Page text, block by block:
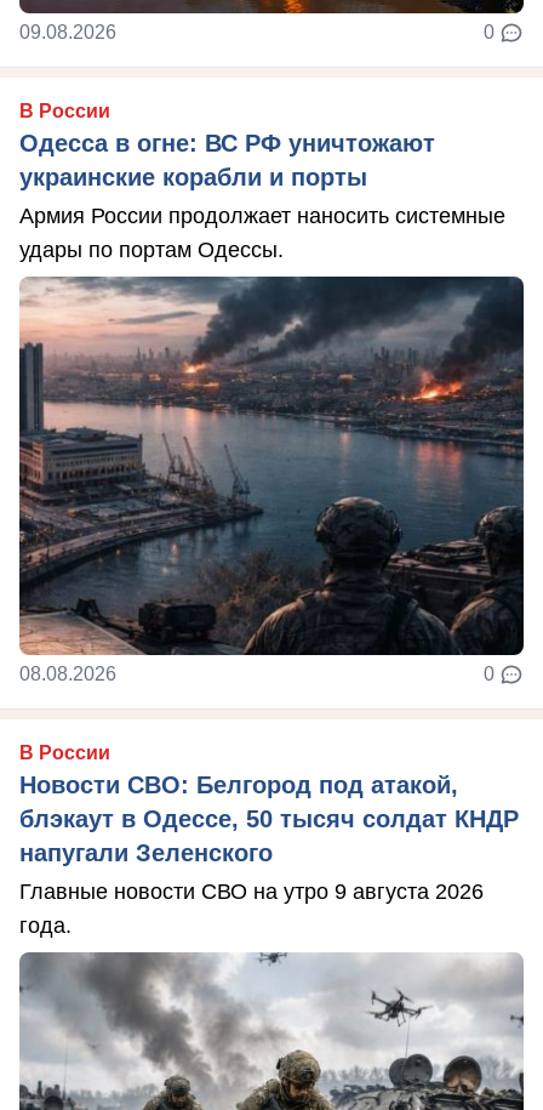
09.08.2026 0
В России
Одесса в огне: ВС РФ уничтожают
украинские корабли и порты
Армия России продолжает наносить системные
удары по портам Одессы.
08.08.2026 0
В России
Новости СВО: Белгород под атакой,
блэкаут в Одессе, 50 тысяч солдат КНДР
напугали Зеленского
Главные новости СВО на утро 9 августа 2026
года.